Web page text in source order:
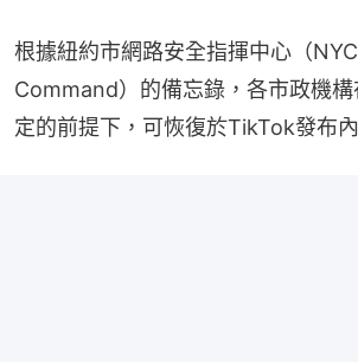
根據紐約市網路安全指揮中心（
Command）的備忘錄，各市政機
定的前提下，可恢復於TikTok發布內